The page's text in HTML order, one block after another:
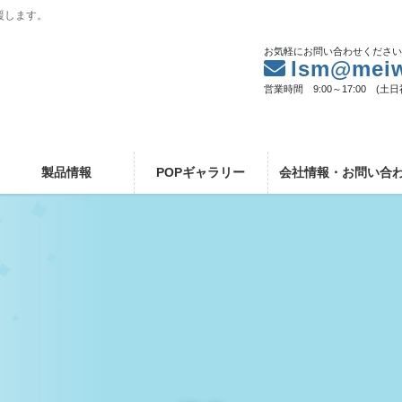
ます。
お気軽にお問い合わせくださ
営業時間 9:00～17:00 (土日
製品情報 POPギャラリー 会社情報・お問い合